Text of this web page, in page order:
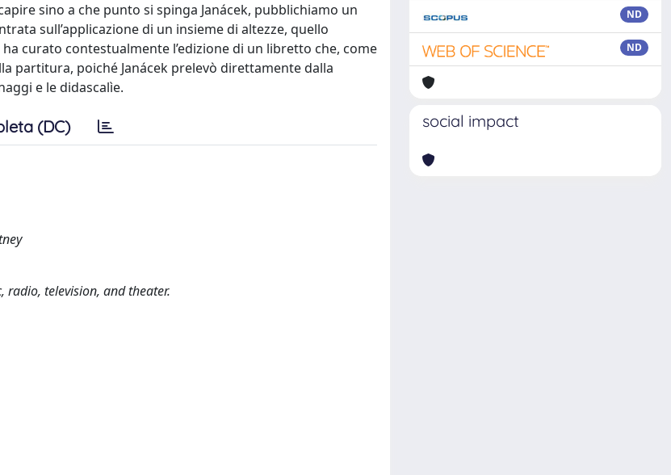
sino a che punto si spinga Janácek, pubblichiamo un
sull’applicazione di un insieme di altezze, quello
curato contestualmente l’edizione di un libretto che, come
partitura, poiché Janácek prelevò direttamente dalla
e le didascalìe.
(DC)
radio, television, and theater.
ND
ND
social impact